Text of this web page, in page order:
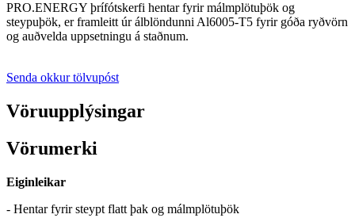
PRO.ENERGY þrífótskerfi hentar fyrir málmplötuþök og
steypuþök, er framleitt úr álblöndunni Al6005-T5 fyrir góða ryðvörn
og auðvelda uppsetningu á staðnum.
Senda okkur tölvupóst
Vöruupplýsingar
Vörumerki
Eiginleikar
- Hentar fyrir steypt flatt þak og málmplötuþök